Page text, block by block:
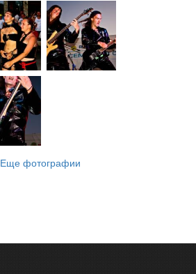
Еще фотографии